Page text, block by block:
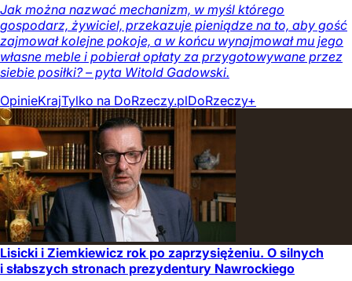
Jak można nazwać mechanizm, w myśl którego
gospodarz, żywiciel, przekazuje pieniądze na to, aby gość
zajmował kolejne pokoje, a w końcu wynajmował mu jego
własne meble i pobierał opłaty za przygotowywane przez
siebie posiłki? – pyta Witold Gadowski.
OpinieKrajTylko na DoRzeczy.plDoRzeczy+
Lisicki i Ziemkiewicz rok po zaprzysiężeniu. O silnych
i słabszych stronach prezydentury Nawrockiego